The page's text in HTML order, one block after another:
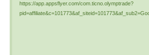
https://app.appsflyer.com/com.ticno.olymptrade?